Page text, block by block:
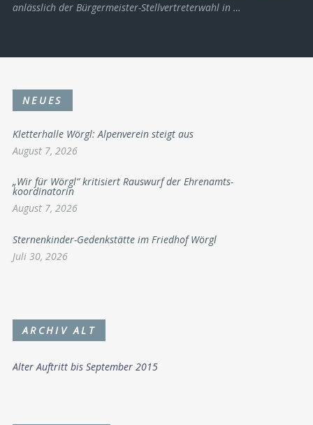
anlässlich der Bürgermeister-Stellvertreterwahl in …
NEUES
Kletterhalle Wörgl: Alpenverein steigt aus
August 7, 2026
„Wir für Wörgl“ kritisiert Rauswurf der Ehrenamts-
koordinatorin
August 7, 2026
Sternenkinder-Gedenkstätte im Friedhof Wörgl
Juli 30, 2026
ARCHIV ALT
Alter Auftritt bis September 2015